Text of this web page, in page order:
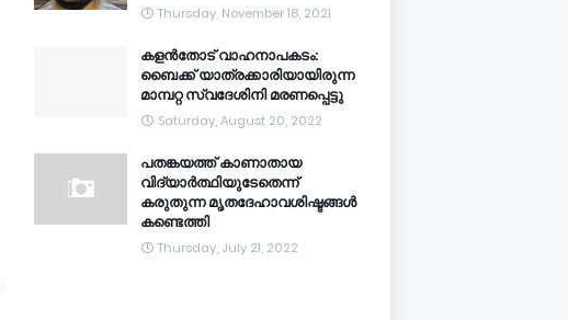
Thursday, November 18, 2021
കളൻതോട് വാഹനാപകടം:
ബൈക്ക് യാത്രക്കാരിയായിരുന്ന
മാമ്പറ്റ സ്വദേശിനി മരണപ്പെട്ടു
Saturday, August 20, 2022
പതങ്കയത്ത് കാണാതായ
വിദ്യാർത്ഥിയുടേതെന്ന്
കരുതുന്ന മൃതദേഹാവശിഷ്ടങ്ങൾ
കണ്ടെത്തി
Thursday, July 21, 2022